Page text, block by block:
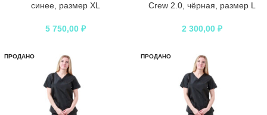
синее, размер XL
5 750,00 ₽
Crew 2.0, чёрная, размер L
2 300,00 ₽
ПРОДАНО ПРОДАНО